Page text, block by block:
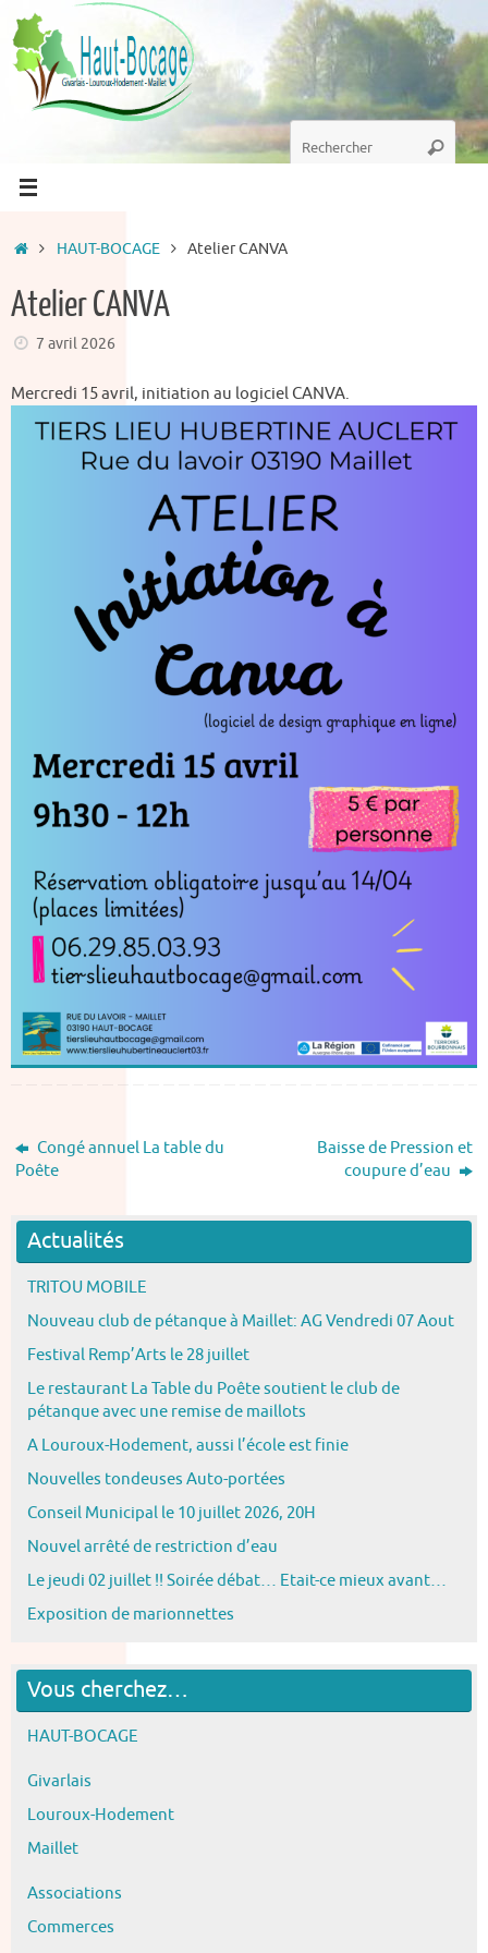
Passer
au
contenu
Recherche
pour
Accueil
HAUT-BOCAGE Atelier CANVA
Atelier CANVA
7 avril 2026
Mercredi 15 avril, initiation au logiciel CANVA.
Congé annuel La table du
Poête
Baisse de Pression et
coupure d’eau
Actualités
TRITOU MOBILE
Nouveau club de pétanque à Maillet: AG Vendredi 07 Aout
Festival Remp’Arts le 28 juillet
Le restaurant La Table du Poête soutient le club de
pétanque avec une remise de maillots
A Louroux-Hodement, aussi l’école est finie
Nouvelles tondeuses Auto-portées
Conseil Municipal le 10 juillet 2026, 20H
Nouvel arrêté de restriction d’eau
Le jeudi 02 juillet !! Soirée débat… Etait-ce mieux avant…
Exposition de marionnettes
Vous cherchez…
HAUT-BOCAGE
Givarlais
Louroux-Hodement
Maillet
Associations
Commerces